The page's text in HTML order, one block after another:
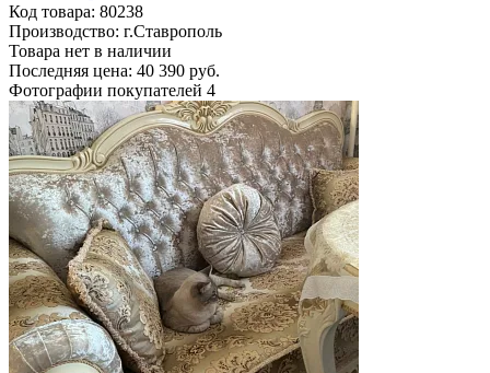
Код товара: 80238
Производство: г.Ставрополь
Товара нет в наличии
Последняя цена: 40 390 руб.
Фотографии покупателей 4